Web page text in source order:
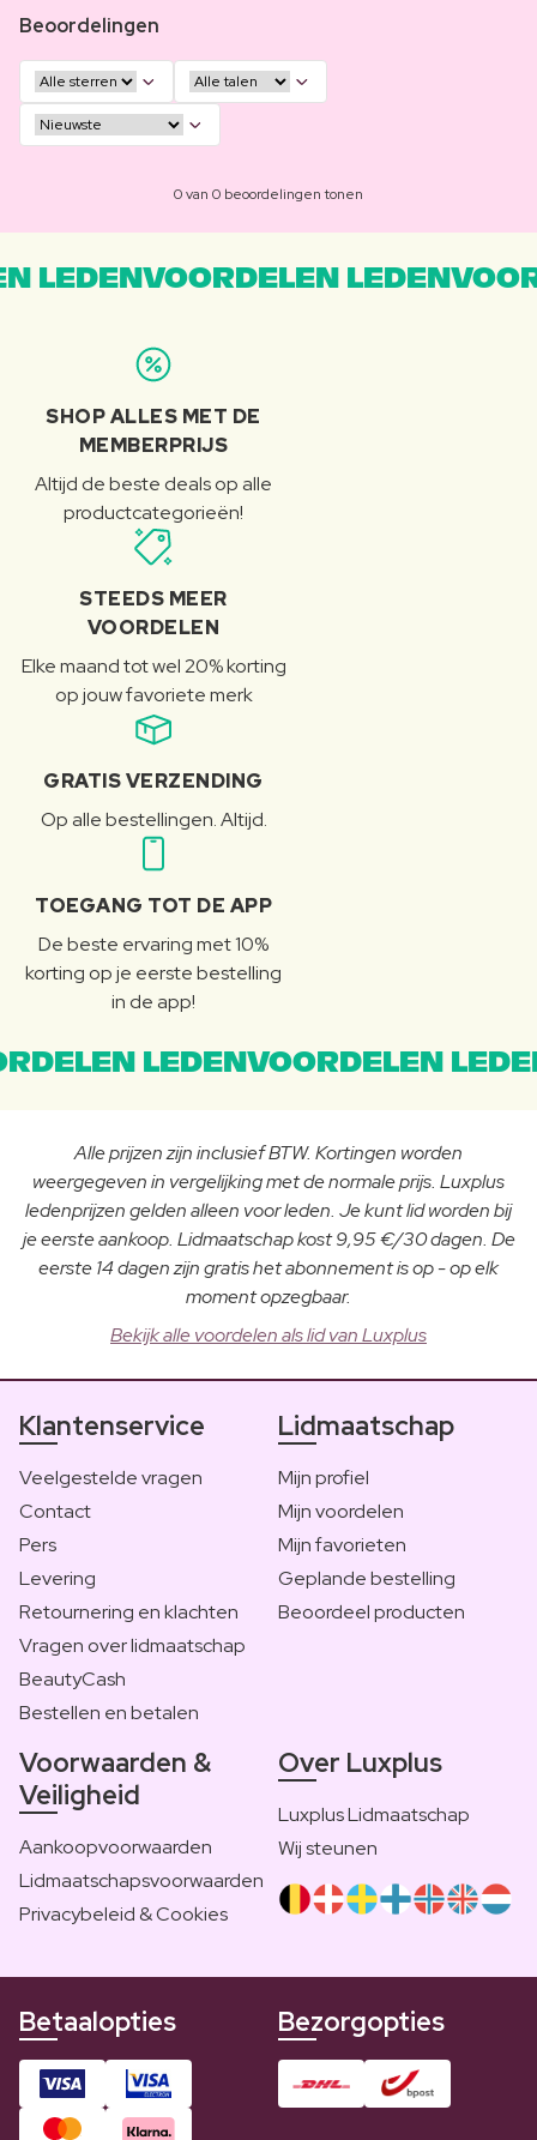
Beoordelingen
0 van 0 beoordelingen tonen
LEDENVOORDELEN
SHOP ALLES MET DE
MEMBERPRIJS
Altijd de beste deals op alle
productcategorieën!
STEEDS MEER
VOORDELEN
Elke maand tot wel 20% korting
op jouw favoriete merk
GRATIS VERZENDING
Op alle bestellingen. Altijd.
TOEGANG TOT DE APP
De beste ervaring met 10%
korting op je eerste bestelling
in de app!
LEDENVOORDELEN
Alle prijzen zijn inclusief BTW. Kortingen worden
weergegeven in vergelijking met de normale prijs. Luxplus
ledenprijzen gelden alleen voor leden. Je kunt lid worden bij
je eerste aankoop. Lidmaatschap kost 9,95 €/30 dagen. De
eerste 14 dagen zijn gratis het abonnement is op - op elk
moment opzegbaar.
Bekijk alle voordelen als lid van Luxplus
Klantenservice
Veelgestelde vragen
Contact
Pers
Levering
Retournering en klachten
Vragen over lidmaatschap
BeautyCash
Bestellen en betalen
Lidmaatschap
Mijn profiel
Mijn voordelen
Mijn favorieten
Geplande bestelling
Beoordeel producten
Voorwaarden &
Veiligheid
Aankoopvoorwaarden
Lidmaatschapsvoorwaarden
Privacybeleid & Cookies
Over Luxplus
Luxplus Lidmaatschap
Wij steunen
Betaalopties Bezorgopties